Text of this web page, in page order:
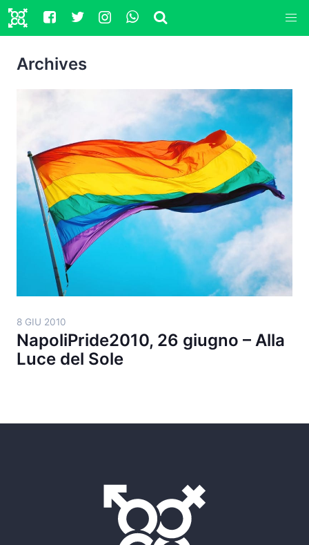
Archives
8 GIU 2010
NapoliPride2010, 26 giugno – Alla
Luce del Sole